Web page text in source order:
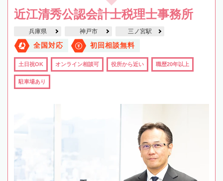
近江清秀公認会計士税理士事務所
兵庫県 神戸市 三ノ宮駅
全国対応 初回相談無料
土日祝OK オンライン相談可 役所から近い 職歴20年以上
駐車場あり